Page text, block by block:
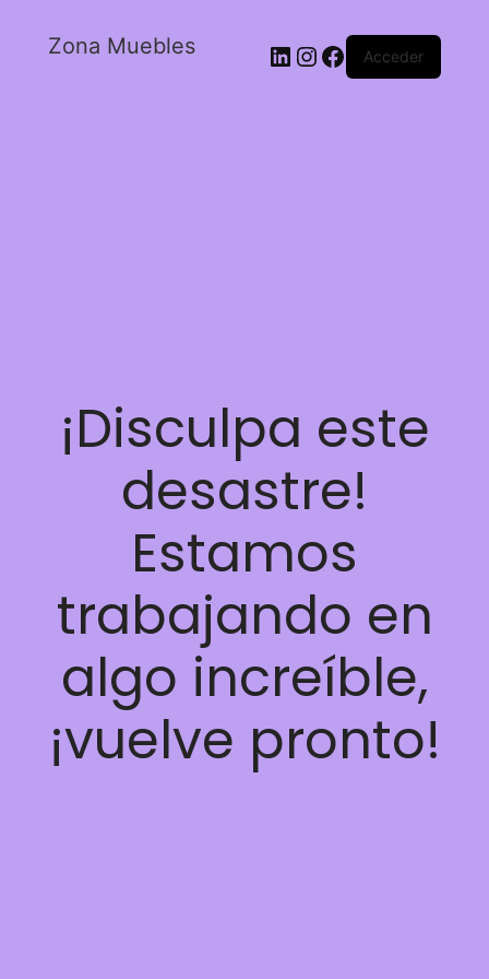
Zona Muebles Acceder
¡Disculpa este
desastre!
Estamos
trabajando en
algo increíble,
¡vuelve pronto!